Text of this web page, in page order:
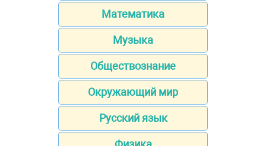
Математика
Музыка
Обществознание
Окружающий мир
Русский язык